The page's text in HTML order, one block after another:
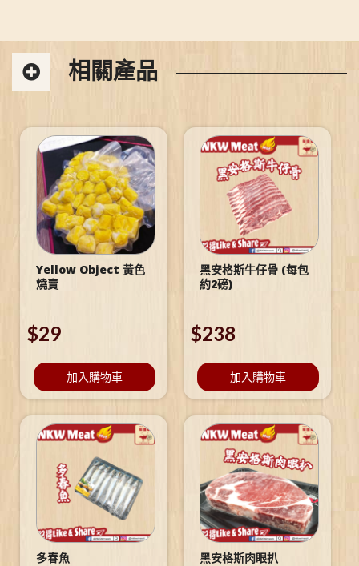
相關產品
Yellow Object 黃色
燒賣
$29
加入購物車
黑安格斯牛仔骨 (每包
約2磅)
$238
加入購物車
多春魚 黑安格斯肉眼扒